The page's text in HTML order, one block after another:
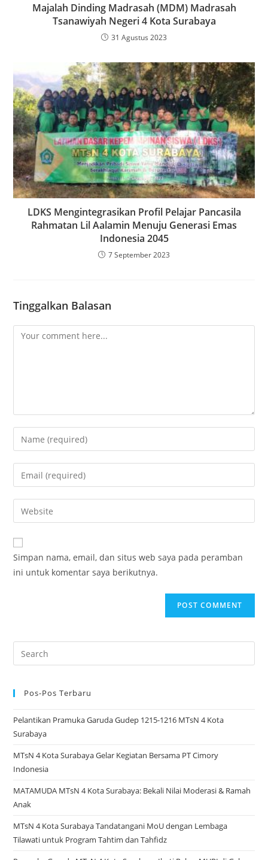
Majalah Dinding Madrasah (MDM) Madrasah
Tsanawiyah Negeri 4 Kota Surabaya
31 Agustus 2023
LDKS Mengintegrasikan Profil Pelajar Pancasila
Rahmatan Lil Aalamin Menuju Generasi Emas
Indonesia 2045
7 September 2023
Tinggalkan Balasan
Comment
Enter
your
name
comment
Enter
your
email
address
comment
Enter
your
website
URL
(optional)
Simpan nama, email, dan situs web saya pada peramban
ini untuk komentar saya berikutnya.
Search
for:
Pos-Pos Terbaru
Pelantikan Pramuka Garuda Gudep 1215-1216 MTsN 4 Kota
Surabaya
MTsN 4 Kota Surabaya Gelar Kegiatan Bersama PT Cimory
Indonesia
MATAMUDA MTsN 4 Kota Surabaya: Bekali Nilai Moderasi & Ramah
Anak
MTsN 4 Kota Surabaya Tandatangani MoU dengan Lembaga
Tilawati untuk Program Tahtim dan Tahfidz